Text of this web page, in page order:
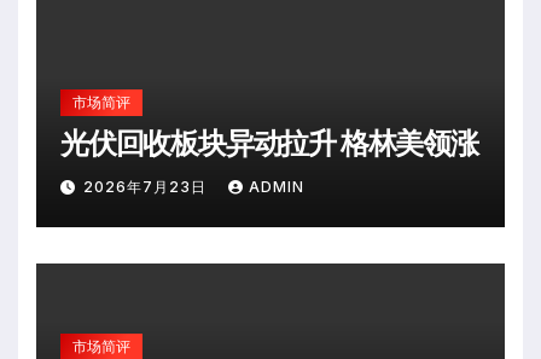
市场简评
光伏回收板块异动拉升 格林美领涨
2026年7月23日 ADMIN
市场简评